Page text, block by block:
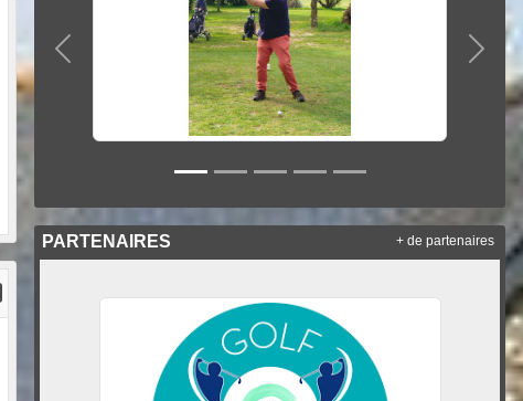
Précedent
PARTENAIRES + de partenaires